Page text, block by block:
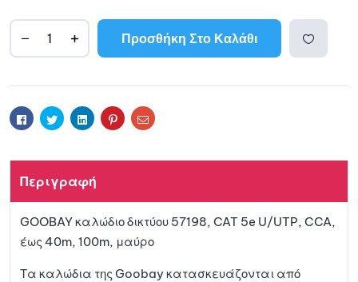
Προσθήκη Στο Καλάθι
αγαπη
μένων
r
Facebook
TwitterLinkedinPinterestEmail
Περιγραφή
GOOBAY καλώδιο δικτύου 57198, CAT 5e U/UTP, CCA,
έως 40m, 100m, μαύρο
Τα καλώδια της Goobay κατασκευάζονται από